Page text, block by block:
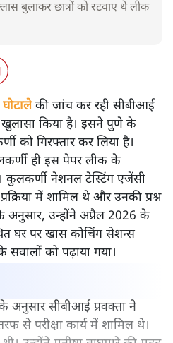
बुलाकर छात्रों को रटवाए थे लीक
की जांच कर रही सीबीआई
किया है। इसने पुणे के
को गिरफ्तार कर लिया है।
ही इस पेपर लीक के
कुलकर्णी नेशनल टेस्टिंग एजेंसी
में शामिल थे और उनकी प्रश्न
अनुसार, उन्होंने अप्रैल 2026 के
घर पर खास कोचिंग सेशन्स
को पढ़ाया गया।
के अनुसार सीबीआई प्रवक्ता ने
से परीक्षा कार्य में शामिल थे।